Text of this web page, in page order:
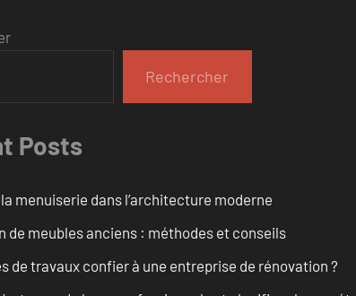
Rechercher
Posts
menuiserie dans l’architecture moderne
de meubles anciens : méthodes et conseils
de travaux confier à une entreprise de rénovation ?